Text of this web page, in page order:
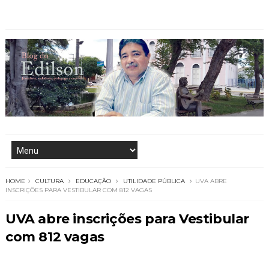
HOME CULTURA EDUCAÇÃO UTILIDADE PÚBLICA
UVA ABRE
INSCRIÇÕES PARA VESTIBULAR COM 812 VAGAS
UVA abre inscrições para Vestibular
com 812 vagas